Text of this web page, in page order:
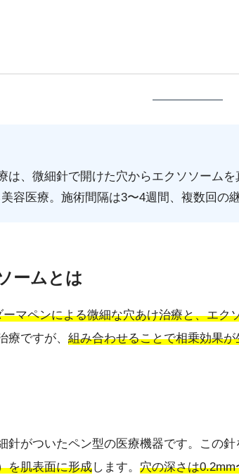
は、微細針で開けた穴からエクソソーム
容医療。施術間隔は3〜4週間、複数回の
ームとは
ーマペンによる微細な穴あけ治療と、エク
療ですが、 組み合わせることで相乗効果
針がついたペン型の医療機器です。この針
を肌表面に形成します。 穴の深さは